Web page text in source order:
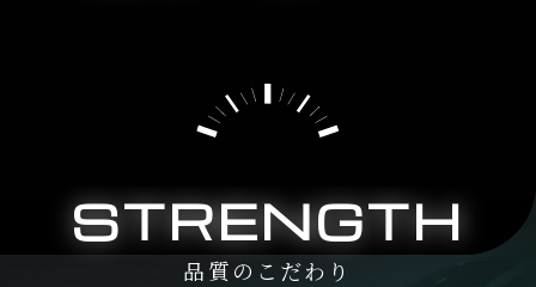
STRENGTH
品質のこだわり